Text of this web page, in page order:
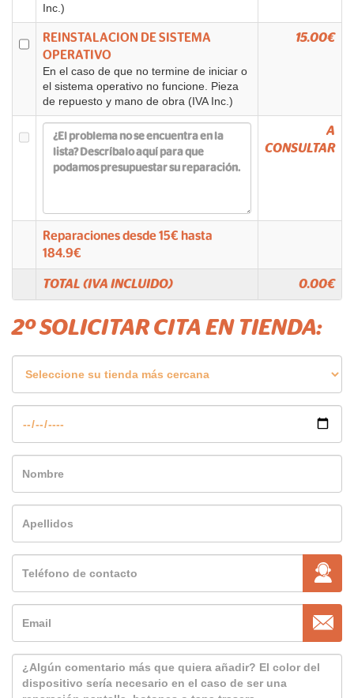
Inc.)
REINSTALACION DE SISTEMA
OPERATIVO
En el caso de que no termine de iniciar o
el sistema operativo no funcione. Pieza
de repuesto y mano de obra (IVA Inc.)
15.00€
A
CONSULTAR
Reparaciones desde15€ hasta
184.9€
TOTAL (IVA INCLUIDO) 0.00€
2º SOLICITAR CITA EN TIENDA: